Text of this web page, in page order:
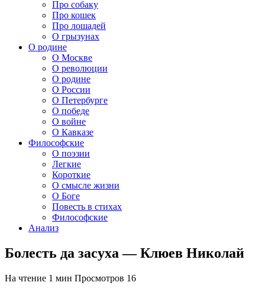
Про собаку
Про кошек
Про лошадей
О грызунах
О родине
О Москве
О революции
О родине
О России
О Петербурге
О победе
О войне
О Кавказе
Философские
О поэзии
Легкие
Короткие
О смысле жизни
О Боге
Повесть в стихах
Философские
Анализ
Болесть да засуха — Клюев Николай
На чтение 1 мин Просмотров 16